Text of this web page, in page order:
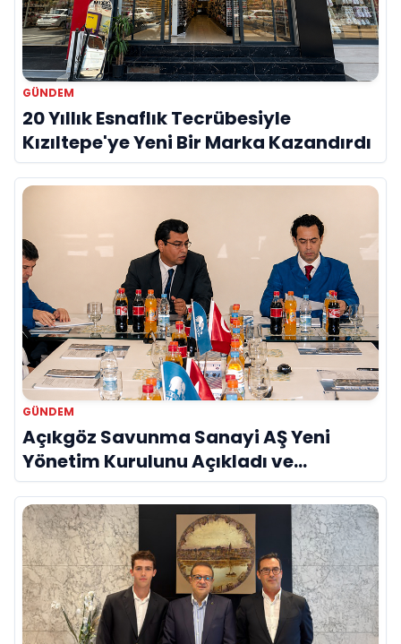
GÜNDEM
20 Yıllık Esnaflık Tecrübesiyle
Kızıltepe'ye Yeni Bir Marka Kazandırdı
GÜNDEM
Açıkgöz Savunma Sanayi AŞ Yeni
Yönetim Kurulunu Açıkladı ve
Savunma Sanayinde Küresel Vizyon
Vurgusu